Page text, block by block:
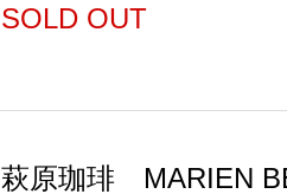
SOLD OUT
萩原珈琲 MARIEN